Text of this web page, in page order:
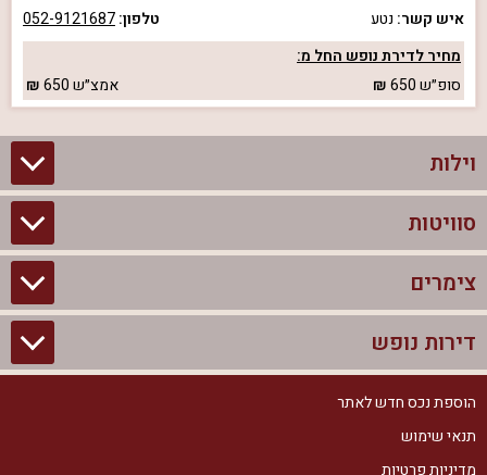
איש קשר: נטע טלפון:052-9121687
מחיר לדירת נופש החל מ:
סופ״ש650 אמצ״ש650
וילות
וילות בצפון
וילות להשכרה
וילות למסיבת רווקים
וילות נופש
סוויטות
סוויטות בצפון
צימרים לזוגות עם בריכה פרטית
צימרים יוקרתיים
צימרים
צימרים בצפון
צימרים לזוגות
צימרים למשפחות
דירות נופש
דירות נופש בצפון
הוספת נכס חדש לאתר
תנאי שימוש
מדיניות פרטיות